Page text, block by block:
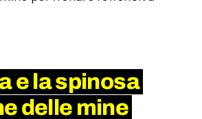
e la spinosa
delle mine